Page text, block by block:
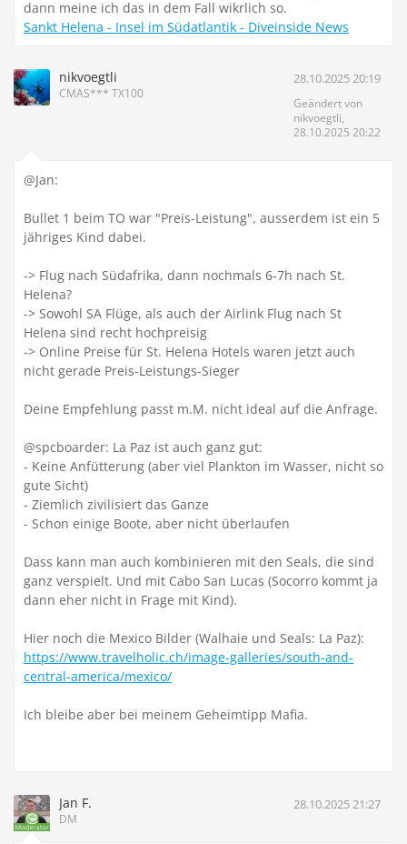
dann meine ich das in dem Fall wikrlich so.
Sankt Helena - Insel im Südatlantik - Diveinside News
nikvoegtli
CMAS*** TX100
28.10.2025 20:19
Geändert von
nikvoegtli,
28.10.2025 20:22
@Jan:
Bullet 1 beim TO war "Preis-Leistung", ausserdem ist ein 5
jähriges Kind dabei.
-> Flug nach Südafrika, dann nochmals 6-7h nach St.
Helena?
-> Sowohl SA Flüge, als auch der Airlink Flug nach St
Helena sind recht hochpreisig
-> Online Preise für St. Helena Hotels waren jetzt auch
nicht gerade Preis-Leistungs-Sieger
Deine Empfehlung passt m.M. nicht ideal auf die Anfrage.
@spcboarder: La Paz ist auch ganz gut:
- Keine Anfütterung (aber viel Plankton im Wasser, nicht so
gute Sicht)
- Ziemlich zivilisiert das Ganze
- Schon einige Boote, aber nicht überlaufen
Dass kann man auch kombinieren mit den Seals, die sind
ganz verspielt. Und mit Cabo San Lucas (Socorro kommt ja
dann eher nicht in Frage mit Kind).
Hier noch die Mexico Bilder (Walhaie und Seals: La Paz):
https://www.travelholic.ch/image-galleries/south-and-
central-america/mexico/
Ich bleibe aber bei meinem Geheimtipp Mafia.
Jan F.
DM
28.10.2025 21:27